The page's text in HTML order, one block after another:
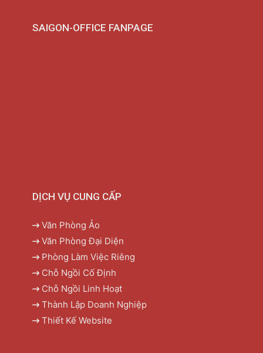
SAIGON-OFFICE FANPAGE
DỊCH VỤ CUNG CẤP
Văn Phòng Ảo
Văn Phòng Đại Diện
Phòng Làm Việc Riêng
Chỗ Ngồi Cố Định
Chỗ Ngồi Linh Hoạt
Thành Lập Doanh Nghiệp
Thiết Kế Website